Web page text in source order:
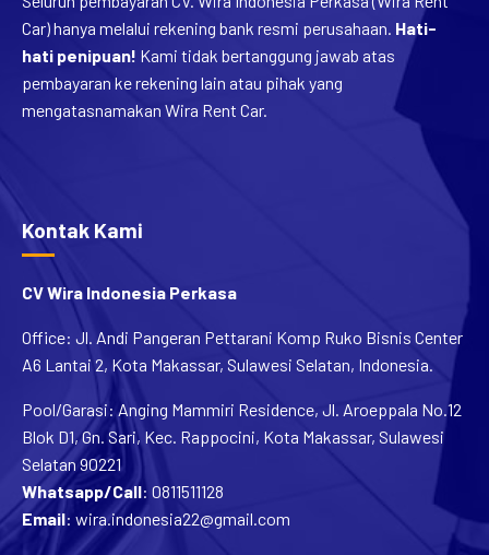
Car) hanya melalui rekening bank resmi perusahaan.Hati-
hati penipuan!Kami tidak bertanggung jawab atas
pembayaran ke rekening lain atau pihak yang
mengatasnamakan Wira Rent Car.
Kontak Kami
CV Wira Indonesia Perkasa
Office: Jl. Andi Pangeran Pettarani Komp Ruko Bisnis Center
A6 Lantai 2, Kota Makassar, Sulawesi Selatan, Indonesia.
Blok D1, Gn. Sari, Kec. Rappocini, Kota Makassar, Sulawesi
Selatan 90221
Whatsapp/Call
Email:wira.indonesia22@gmail.com